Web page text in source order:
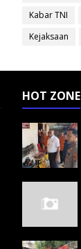
Kabar TNI
Kejaksaan
HOT ZONE